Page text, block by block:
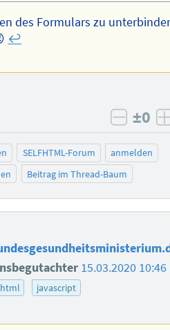
des Formulars zu
↩︎
±0
SELFHTML-Forum
anmelden
Beitrag im Thread-Baum
15.03.2020 10:46
html javascript